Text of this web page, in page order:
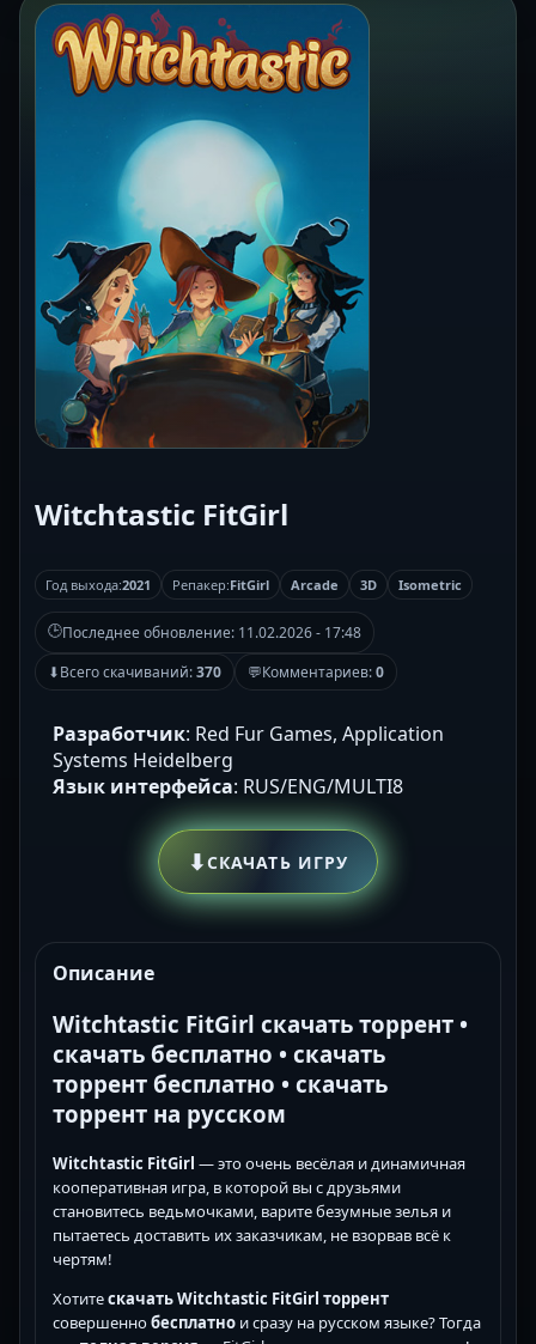
Witchtastic FitGirl
Год выхода:2021 Репакер:FitGirl Arcade 3D Isometric
🕒Последнее обновление: 11.02.2026 - 17:48
⬇Всего скачиваний:370 💬Комментариев:0
Разработчик: Red Fur Games, Application
Systems Heidelberg
Язык интерфейса: RUS/ENG/MULTI8
⬇СКАЧАТЬ ИГРУ
Описание
Witchtastic FitGirl скачать торрент •
скачать бесплатно • скачать
торрент бесплатно • скачать
торрент на русском
Witchtastic FitGirl — это очень весёлая и динамичная
кооперативная игра, в которой вы с друзьями
становитесь ведьмочками, варите безумные зелья и
пытаетесь доставить их заказчикам, не взорвав всё к
чертям!
Хотитескачать Witchtastic FitGirl торрент
совершеннобесплатно и сразу на русском языке? Тогда